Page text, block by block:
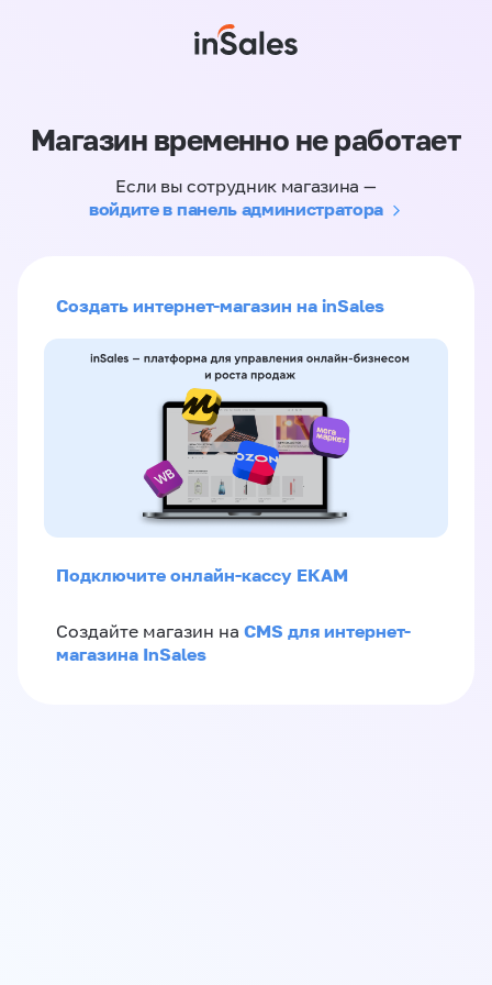
Магазин временно не работает
Если вы сотрудник магазина —
войдите в панель администратора
Создать интернет-магазин на inSales
Подключите онлайн-кассу ЕКАМ
Создайте магазин на CMS для интернет-
магазина InSales